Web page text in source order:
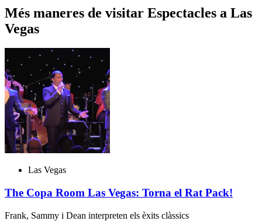
Més maneres de visitar Espectacles a Las
Vegas
Las Vegas
The Copa Room Las Vegas: Torna el Rat Pack!
Frank, Sammy i Dean interpreten els èxits clàssics